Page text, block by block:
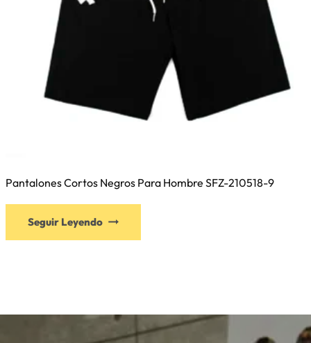
Pantalones Cortos Negros Para Hombre SFZ-210518-9
Seguir Leyendo
opciones
se